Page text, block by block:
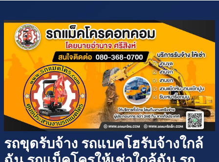
รถขุดรับจ้าง รถแบคโฮรับจ้างใกล้